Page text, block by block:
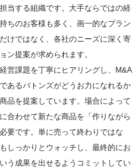
当する組織です。大手ならではの経
ちのお客様も多く、画一的なプラン
けではなく、各社のニーズに深く寄
ン提案が求められます。
営課題を丁寧にヒアリングし、M&A
あるバトンズがどうお力になれるか
品を提案しています。場合によって
合わせて新たな商品を「作りながら
要です。単に売って終わりではな
しっかりとウォッチし、最終的にお
う成果を出せるようコミットしてい